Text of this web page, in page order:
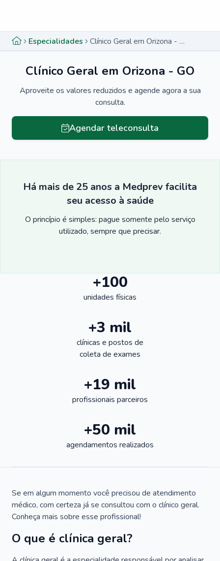
Especialidades Clínico Geral em Orizona - GO
Clínico Geral em Orizona - GO
Aproveite os valores reduzidos e agende agora a sua
consulta.
Agendar teleconsulta
Há mais de 25 anos a Medprev facilita
seu acesso à saúde
O princípio é simples: pague somente pelo serviço
utilizado, sempre que precisar.
+100
unidades físicas
+3 mil
clínicas e postos de
coleta de exames
+19 mil
profissionais parceiros
+50 mil
agendamentos realizados
Se em algum momento você precisou de atendimento
médico, com certeza já se consultou com o clínico geral.
Conheça mais sobre esse profissional!
O que é clínica geral?